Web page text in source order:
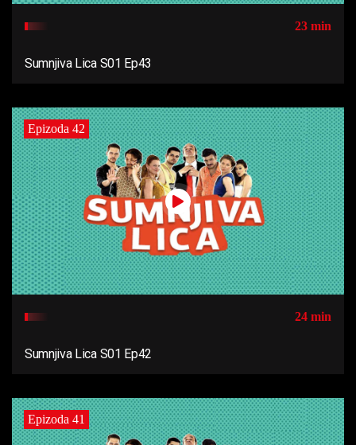
23 min
Sumnjiva Lica S01 Ep43
Epizoda 42
24 min
Sumnjiva Lica S01 Ep42
Epizoda 41